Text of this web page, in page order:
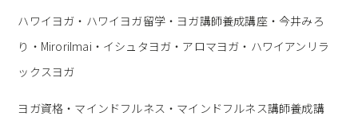
ハワイヨガ・ハワイヨガ留学・ヨガ講師養成講座・今井みろ
り・MiroriImai・イシュタヨガ・アロマヨガ・ハワイアンリラ
ックスヨガ
ヨガ資格・マインドフルネス・マインドフルネス講師養成講